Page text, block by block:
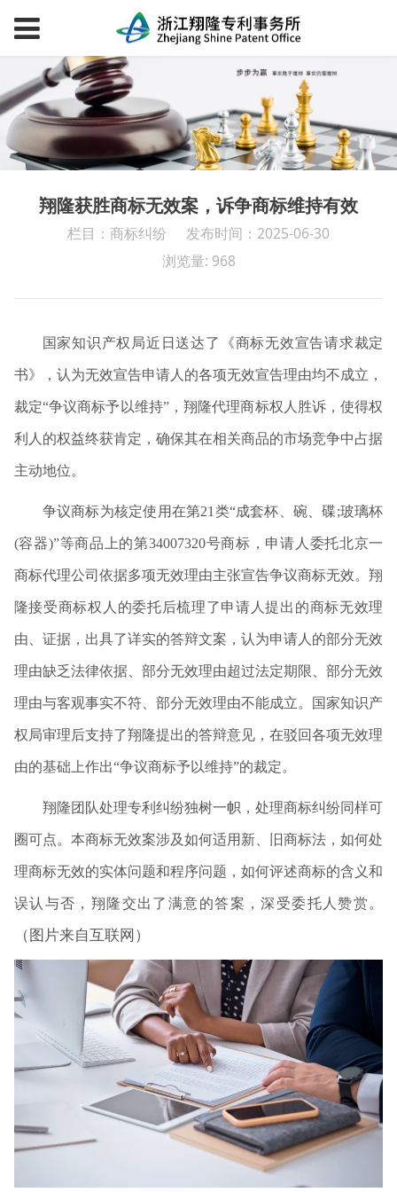
翔隆获胜商标无效案，诉争商标维持有效
栏目：商标纠纷
发布时间：2025-06-30
浏览量: 968
国家知识产权局近日送达了《商标无效宣告请求裁定
书》，认为无效宣告申请人的各项无效宣告理由均不成立，
裁定“争议商标予以维持”，翔隆代理商标权人胜诉，使得权
利人的权益终获肯定，确保其在相关商品的市场竞争中占据
主动地位。
争议商标为核定使用在第21类“成套杯、碗、碟;玻璃杯
(容器)”等商品上的第34007320号商标 ，申请人委托北京一
商标代理公司依据多项无效理由主张宣告争议商标无效。翔
隆接受商标权人的委托后梳理了申请人提出的商标无效理
由、证据，出具了详实的答辩文案，认为申请人的部分无效
理由缺乏法律依据、部分无效理由超过法定期限、部分无效
理由与客观事实不符、部分无效理由不能成立。国家知识产
权局审理后支持了翔隆提出的答辩意见，在驳回各项无效理
由的基础上作出“争议商标予以维持”的裁定。
翔隆团队处理专利纠纷独树一帜，处理商标纠纷同样可
圈可点。本商标无效案涉及如何适用新、旧商标法，如何处
理商标无效的实体问题和程序问题，如何评述商标的含义和
误认与否，翔隆交出了满意的答案，深受委托人赞赏。
（图片来自互联网）